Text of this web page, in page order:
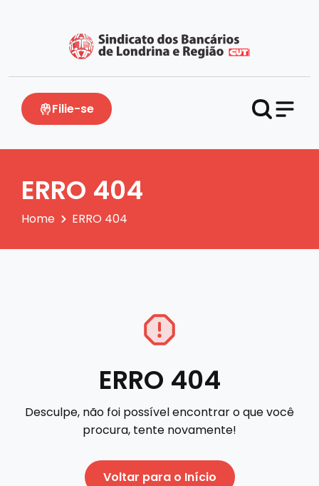
Filie-se
ERRO 404
Home ERRO 404
ERRO 404
Desculpe, não foi possível encontrar o que você
procura, tente novamente!
Voltar para o Início